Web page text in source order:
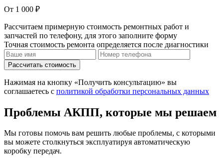
От 1 000 ₽
Рассчитаем примерную стоимость ремонтных работ и
запчастей по телефону, для этого заполните форму
Точная стоимость ремонта определяется после диагностики
Рассчитать стоимость
Нажимая на кнопку «Получить консультацию» вы
соглашаетесь с политикой обработки персональных данных
Проблемы АКПП, которые мы решаем
Мы готовы помочь вам решить любые проблемы, с которыми
вы можете столкнуться эксплуатируя автоматическую
коробку передач.